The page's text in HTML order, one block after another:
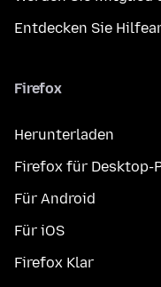
Entdecken Sie
Firefox
Herunterladen
Firefox für Desktop-
Für Android
Für iOS
Firefox Klar